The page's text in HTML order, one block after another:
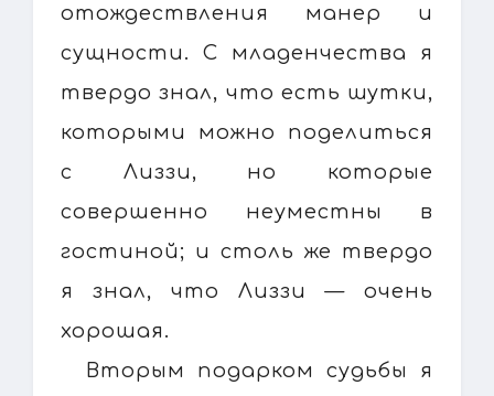
отождествления манер и
сущности. С младенчества я
твердо знал, что есть шутки,
которыми можно поделиться
с Лиззи, но которые
совершенно неуместны в
гостиной; и столь же твердо
я знал, что Лиззи — очень
хорошая.
Вторым подарком судьбы я